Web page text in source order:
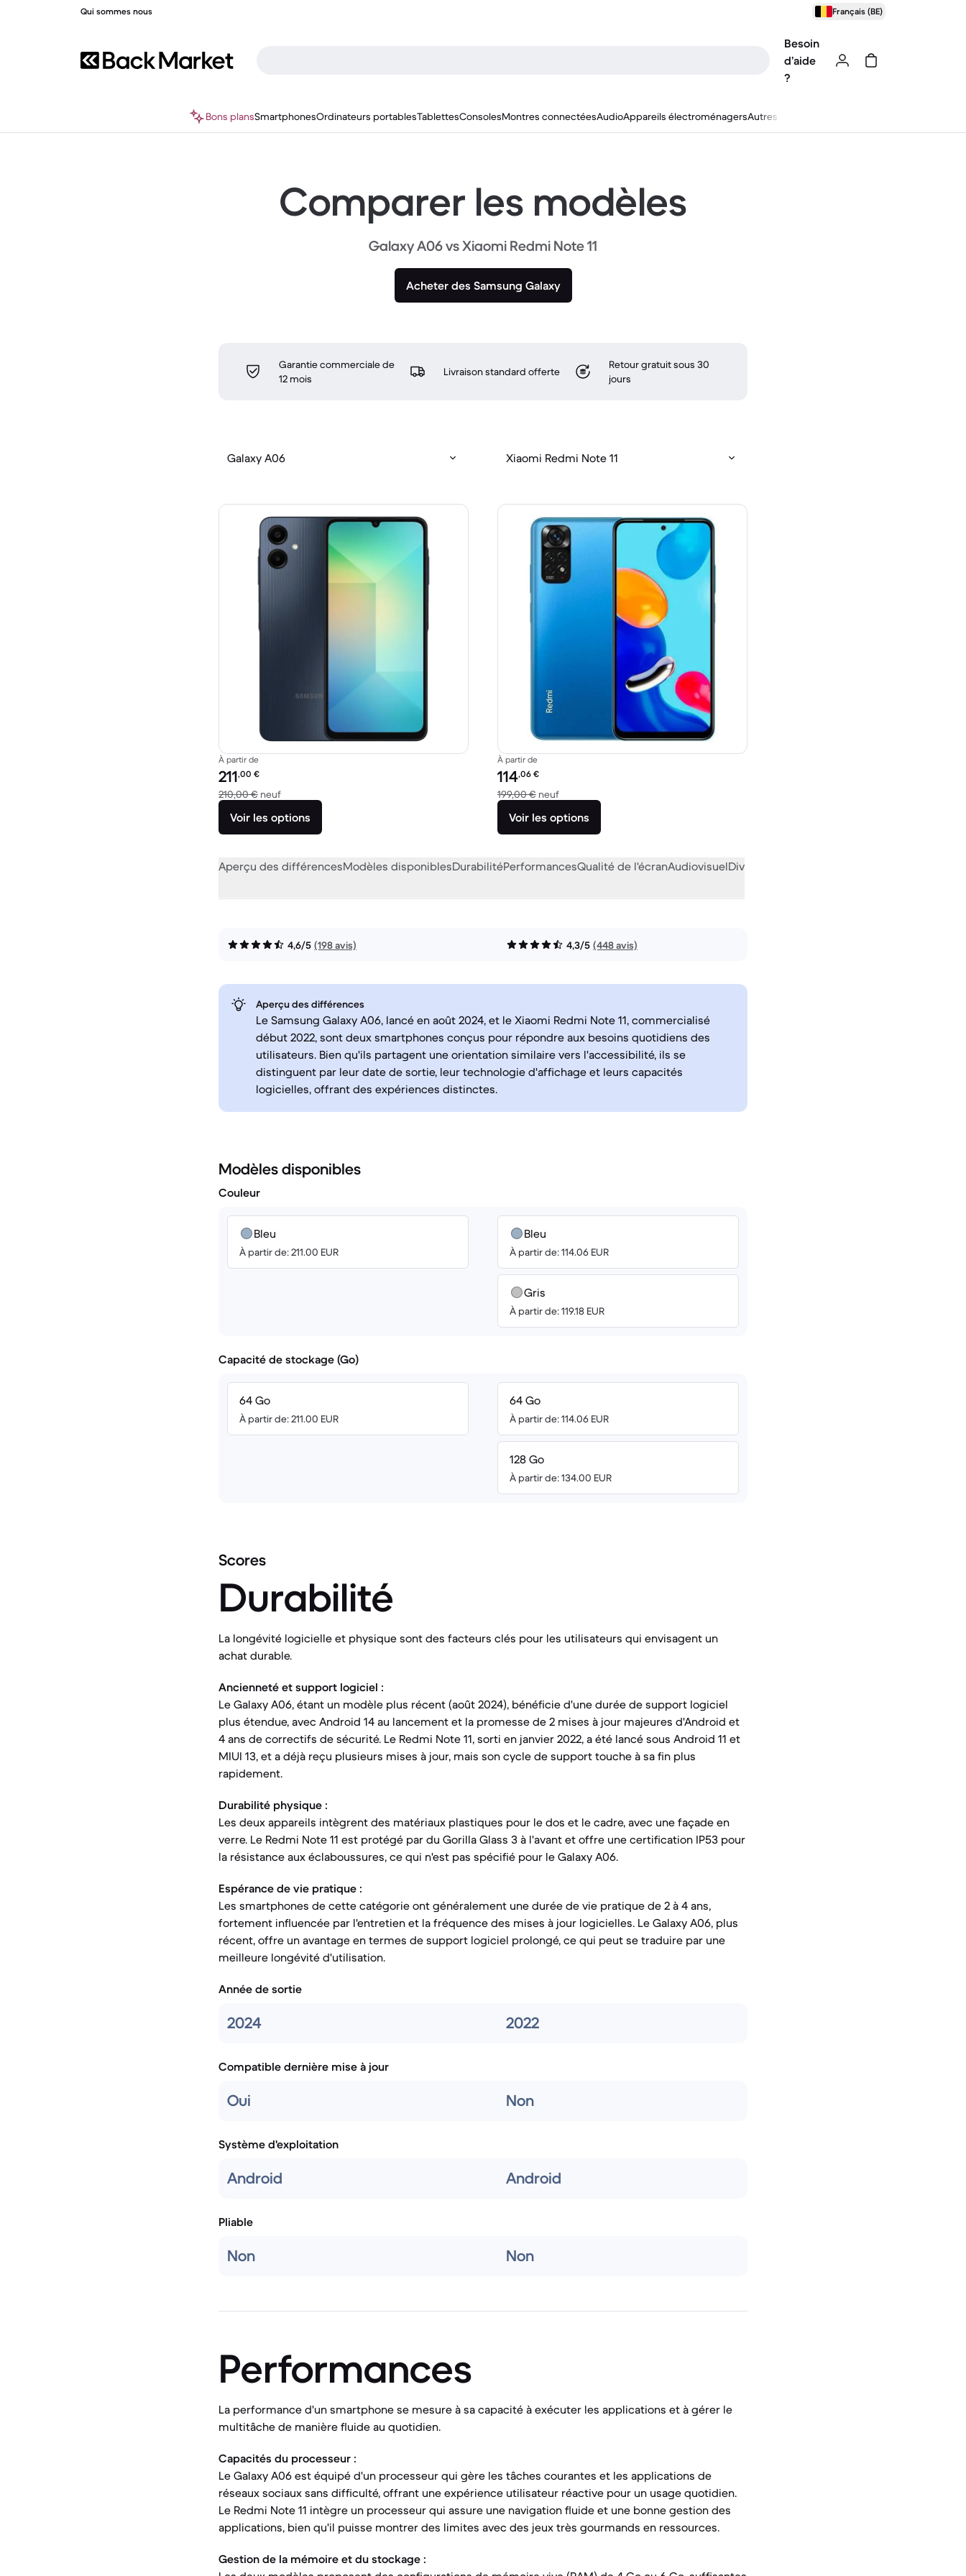
Qui sommes nous Français (BE)
Besoin
d’aide
?
Bons plansSmartphonesOrdinateurs portablesTablettesConsolesMontres connectéesAudioAppareils électroménagersAutres
Comparer les modèles
Galaxy A06 vs Xiaomi Redmi Note 11
Acheter des Samsung Galaxy
Garantie commerciale de
12 mois
Livraison standard offerte
Retour gratuit sous 30
jours
Galaxy A06 Xiaomi Redmi Note 11
À partir de
Prix reconditionné :
211,00 €
210,00 € neufcontre 210,00 € neuf
Voir les options
À partir de
Prix reconditionné :
114,06 €
199,00 € neufcontre 199,00 € neuf
Voir les options
Aperçu des différencesModèles disponiblesDurabilitéPerformancesQualité de l'écranAudiovisuelDivers
4,6/5 (198 avis) 4,3/5 (448 avis)
Aperçu des différences
Le Samsung Galaxy A06, lancé en août 2024, et le Xiaomi Redmi Note 11, commercialisé
début 2022, sont deux smartphones conçus pour répondre aux besoins quotidiens des
utilisateurs. Bien qu'ils partagent une orientation similaire vers l'accessibilité, ils se
distinguent par leur date de sortie, leur technologie d'affichage et leurs capacités
logicielles, offrant des expériences distinctes.
Modèles disponibles
Couleur
Bleu
À partir de: 211.00 EUR
Bleu
À partir de: 114.06 EUR
Gris
À partir de: 119.18 EUR
Capacité de stockage (Go)
64 Go
À partir de: 211.00 EUR
64 Go
À partir de: 114.06 EUR
128 Go
À partir de: 134.00 EUR
Scores
Durabilité
La longévité logicielle et physique sont des facteurs clés pour les utilisateurs qui envisagent un
achat durable.
Ancienneté et support logiciel :
Le Galaxy A06, étant un modèle plus récent (août 2024), bénéficie d'une durée de support logiciel
plus étendue, avec Android 14 au lancement et la promesse de 2 mises à jour majeures d'Android et
4 ans de correctifs de sécurité. Le Redmi Note 11, sorti en janvier 2022, a été lancé sous Android 11 et
MIUI 13, et a déjà reçu plusieurs mises à jour, mais son cycle de support touche à sa fin plus
rapidement.
Durabilité physique :
Les deux appareils intègrent des matériaux plastiques pour le dos et le cadre, avec une façade en
verre. Le Redmi Note 11 est protégé par du Gorilla Glass 3 à l'avant et offre une certification IP53 pour
la résistance aux éclaboussures, ce qui n'est pas spécifié pour le Galaxy A06.
Espérance de vie pratique :
Les smartphones de cette catégorie ont généralement une durée de vie pratique de 2 à 4 ans,
fortement influencée par l'entretien et la fréquence des mises à jour logicielles. Le Galaxy A06, plus
récent, offre un avantage en termes de support logiciel prolongé, ce qui peut se traduire par une
meilleure longévité d'utilisation.
Année de sortie
2024 2022
Compatible dernière mise à jour
Oui Non
Système d'exploitation
Android Android
Pliable
Non Non
Performances
La performance d'un smartphone se mesure à sa capacité à exécuter les applications et à gérer le
multitâche de manière fluide au quotidien.
Capacités du processeur :
Le Galaxy A06 est équipé d'un processeur qui gère les tâches courantes et les applications de
réseaux sociaux sans difficulté, offrant une expérience utilisateur réactive pour un usage quotidien.
Le Redmi Note 11 intègre un processeur qui assure une navigation fluide et une bonne gestion des
applications, bien qu'il puisse montrer des limites avec des jeux très gourmands en ressources.
Gestion de la mémoire et du stockage :